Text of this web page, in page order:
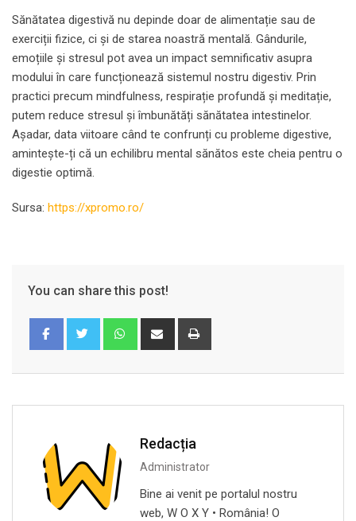
Sănătatea digestivă nu depinde doar de alimentație sau de
exerciții fizice, ci și de starea noastră mentală. Gândurile,
emoțiile și stresul pot avea un impact semnificativ asupra
modului în care funcționează sistemul nostru digestiv. Prin
practici precum mindfulness, respirație profundă și meditație,
putem reduce stresul și îmbunătăți sănătatea intestinelor.
Așadar, data viitoare când te confrunți cu probleme digestive,
amintește-ți că un echilibru mental sănătos este cheia pentru o
digestie optimă.
Sursa: https://xpromo.ro/
You can share this post!
WhatsappShare
Redacția
Administrator
Bine ai venit pe portalul nostru
web, W O X Y • România! O